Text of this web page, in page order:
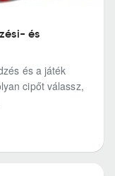
és
és a játék
cipőt válassz,